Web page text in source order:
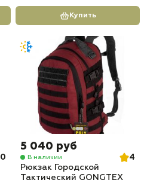
Купить
0
5 040 руб
В наличии
4
Рюкзак Городской
Тактический GONGTEX